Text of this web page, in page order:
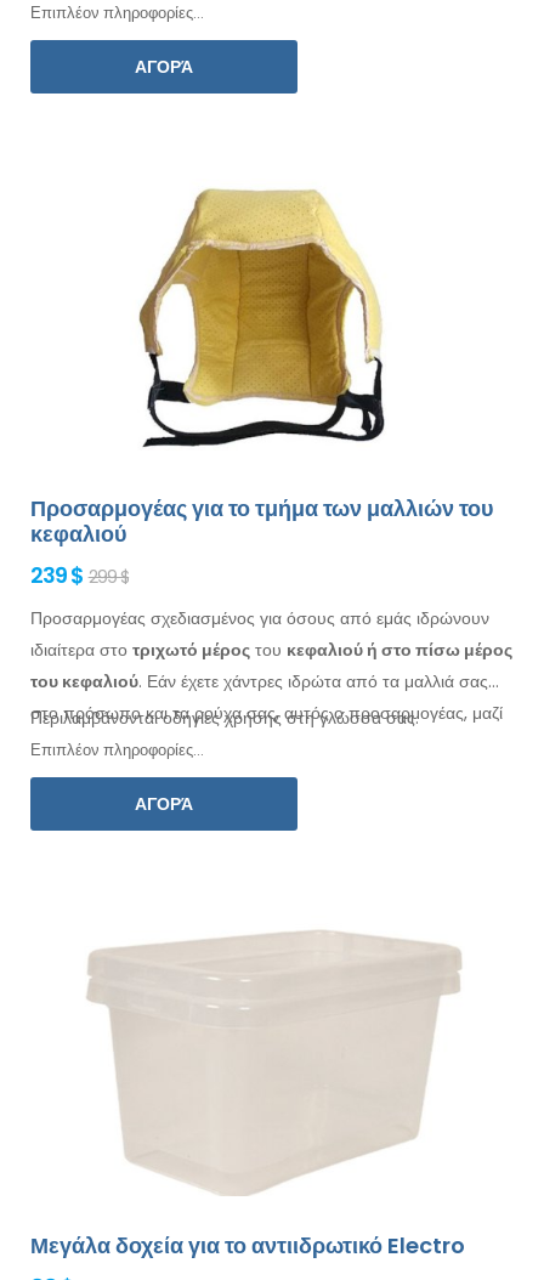
Επιπλέον πληροφορίες...
ΑΓΟΡΆ
Προσαρμογέας για το τμήμα των μαλλιών του
κεφαλιού
239 $ 299 $
Προσαρμογέας σχεδιασμένος για όσους από εμάς ιδρώνουν
ιδιαίτερα στο τριχωτό μέρος του κεφαλιού ή στο πίσω μέρος
του κεφαλιού. Εάν έχετε χάντρες ιδρώτα από τα μαλλιά σας
στο πρόσωποκαι τα ρούχασας, αυτός ο προσαρμογέας, μαζί
με το Electro Antiperspirant Forte ή το Electro
Antiperspirant ELITE, είναι για εσάς.
Περιλαμβάνονται οδηγίες χρήσης στη γλώσσα σας.
Επιπλέον πληροφορίες...
ΑΓΟΡΆ
Μεγάλα δοχεία για το αντιιδρωτικό Electro